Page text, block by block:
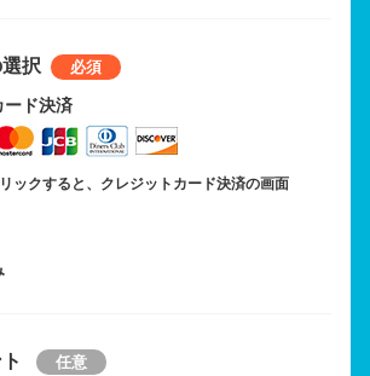
択
ード決済
ックすると、クレジットカード決済の画面